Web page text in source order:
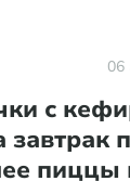
06
с
завтрак
пиццы